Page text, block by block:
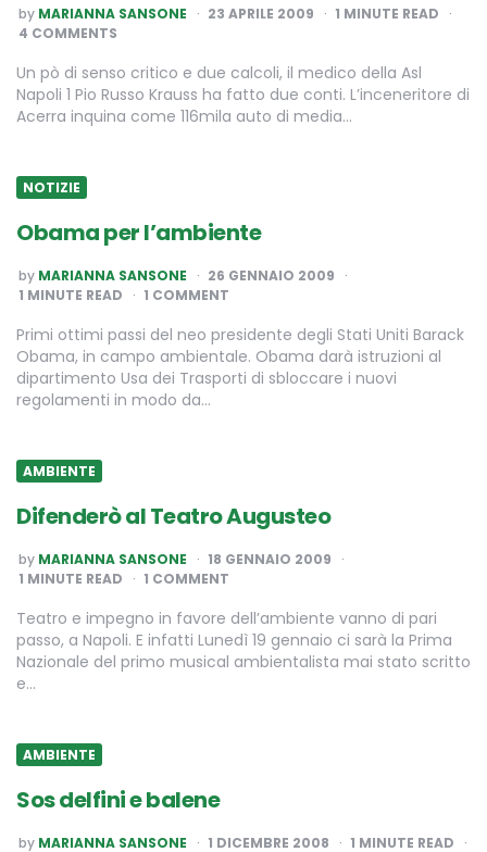
POSTED
BY
by MARIANNA SANSONE 23 APRILE 2009 1 MINUTE READ
4 COMMENTS
Un pò di senso critico e due calcoli, il medico della Asl
Napoli 1 Pio Russo Krauss ha fatto due conti. L’inceneritore di
Acerra inquina come 116mila auto di media…
NOTIZIE
Obama per l’ambiente
POSTED
BY
by MARIANNA SANSONE
26 GENNAIO 2009
1 MINUTE READ 1 COMMENT
Primi ottimi passi del neo presidente degli Stati Uniti Barack
Obama, in campo ambientale. Obama darà istruzioni al
dipartimento Usa dei Trasporti di sbloccare i nuovi
regolamenti in modo da…
AMBIENTE
Difenderò al Teatro Augusteo
POSTED
BY
by MARIANNA SANSONE
18 GENNAIO 2009
1 MINUTE READ 1 COMMENT
Teatro e impegno in favore dell’ambiente vanno di pari
passo, a Napoli. E infatti Lunedì 19 gennaio ci sarà la Prima
Nazionale del primo musical ambientalista mai stato scritto
e…
AMBIENTE
Sos delfini e balene
POSTED
by MARIANNA SANSONE 1 DICEMBRE 2008 1 MINUTE READ